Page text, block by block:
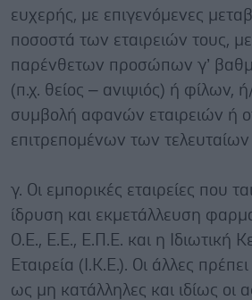
ευχερής, με επιγενόμενες
ποσοστά των εταιρειών τους,
παρένθετων προσώπων γ’
(π.χ. θείος – ανιψιός) ή φίλων,
συμβολή αφανών εταιρειών ή
επιτρεπομένων των
γ. Οι εμπορικές εταιρείες που
ίδρυση και εκμετάλλευση
Ο.Ε., Ε.Ε., Ε.Π.Ε. και η Ιδιωτική
Εταιρεία (Ι.Κ.Ε.). Οι άλλες
ως μη κατάλληλες και ιδίως οι